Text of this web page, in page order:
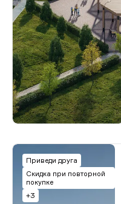
Приведи друга
Скидка при повторной
покупке
+3